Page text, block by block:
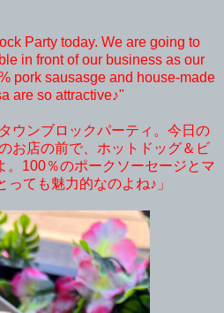
Party today. We are going to
in front of our business as our
pork sausasge and house-made
are so attractive♪"
ウンブロックパーティ。今日の
お店の前で、ホットドッグ＆ビ
。100％のポークソーセージとマ
っても魅力的なのよね♪」